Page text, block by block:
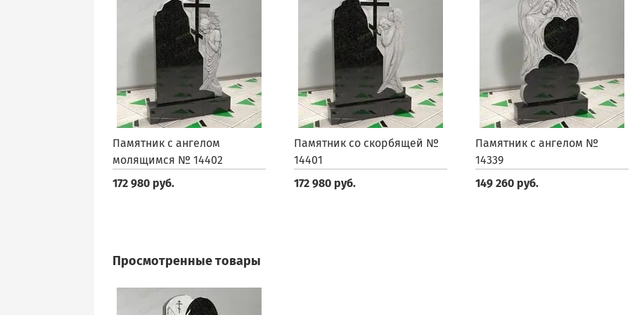
Памятник с ангелом
молящимся № 14402
172 980 руб.
Памятник со скорбящей №
14401
172 980 руб.
Памятник с ангелом №
14339
149 260 руб.
Просмотренные товары